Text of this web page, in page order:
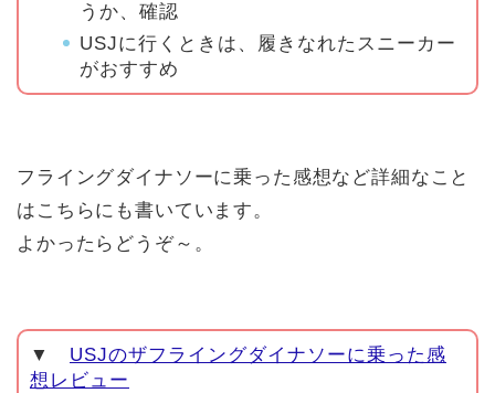
うか、確認
USJに行くときは、履きなれたスニーカー
がおすすめ
フライングダイナソーに乗った感想など詳細なこと
はこちらにも書いています。
よかったらどうぞ～。
▼ USJのザフライングダイナソーに乗った感
想レビュー